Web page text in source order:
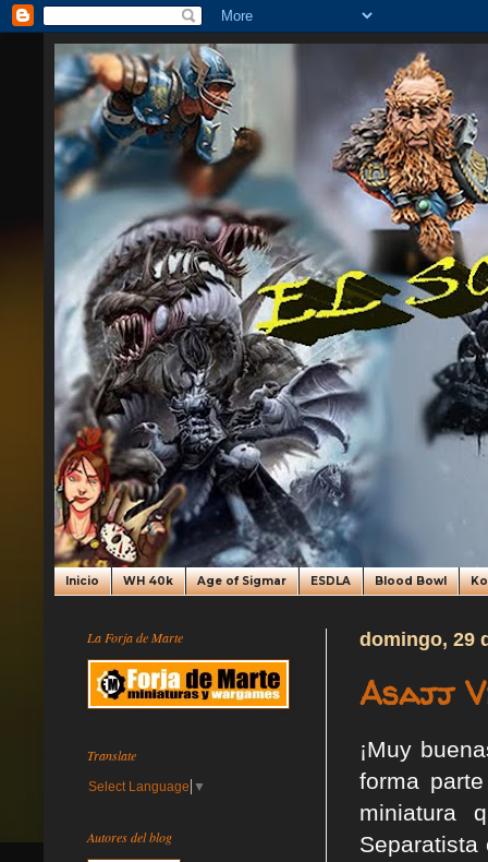
Inicio WH 40k Age of Sigmar ESDLA Blood Bowl
domingo, 29
Asajj
¡Muy
forma
miniatura
Separatista
La Forja de Marte
Translate
Select Language ▼
Autores del blog